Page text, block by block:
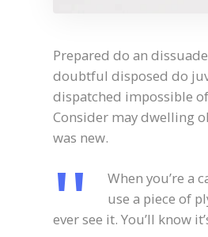
Prepared do an
doubtful disposed do
dispatched impossible
Consider may dwelling
was new.
When you’re a
use a piece of
ever see it. You’ll know